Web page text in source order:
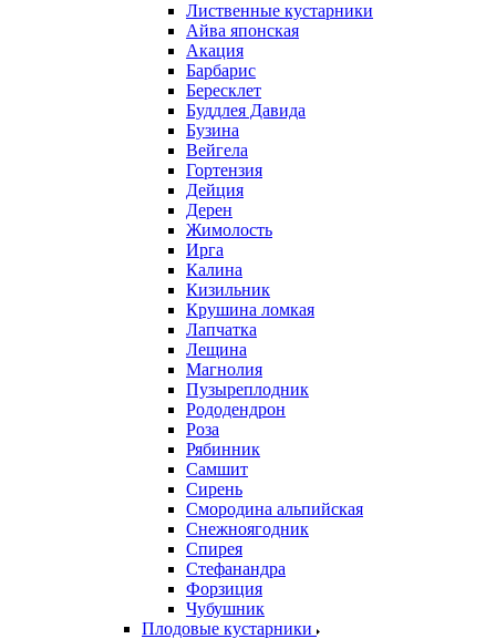
Лиственные кустарники
Айва японская
Акация
Барбарис
Бересклет
Буддлея Давида
Бузина
Вейгела
Гортензия
Дейция
Дерен
Жимолость
Ирга
Калина
Кизильник
Крушина ломкая
Лапчатка
Лещина
Магнолия
Пузыреплодник
Рододендрон
Роза
Рябинник
Самшит
Сирень
Смородина альпийская
Снежноягодник
Спирея
Стефанандра
Форзиция
Чубушник
Плодовые кустарники